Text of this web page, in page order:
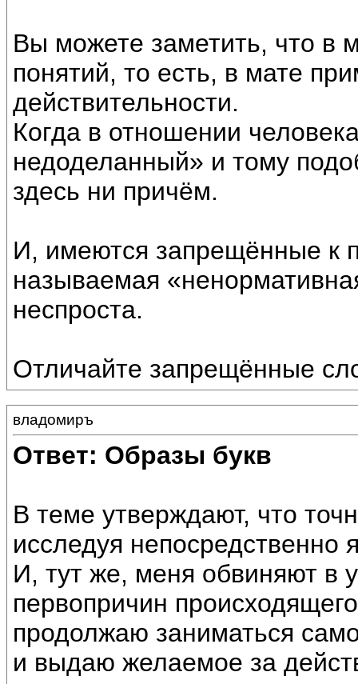
Вы можете заметить, что в
понятий, то есть, в мате
действительности.
Когда в отношении
недоделанный» и тому
здесь ни причём.
И, имеются запрещённые к
называемая
неспроста.
Отличайте запрещённые
владомиръ
Ответ: Образы букв
В теме утверждают, что
исследуя непосредственно
И, тут же, меня обвиняют в
первопричин
продолжаю заниматься
и выдаю желаемое за